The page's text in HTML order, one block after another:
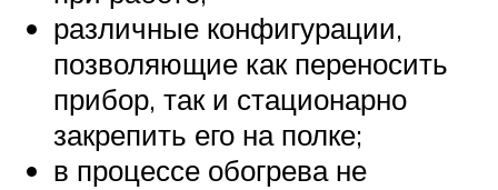
различные конфигурации,
позволяющие как переносить
прибор, так и стационарно
закрепить его на полке;
в процессе обогрева не